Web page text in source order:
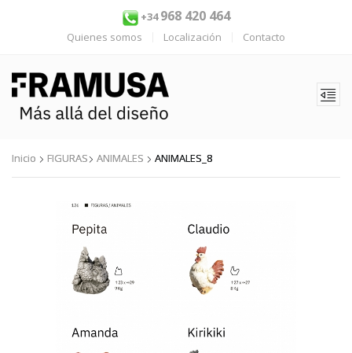
+34968 420 464
Quienes somos Localización Contacto
Inicio FIGURAS ANIMALES ANIMALES_8